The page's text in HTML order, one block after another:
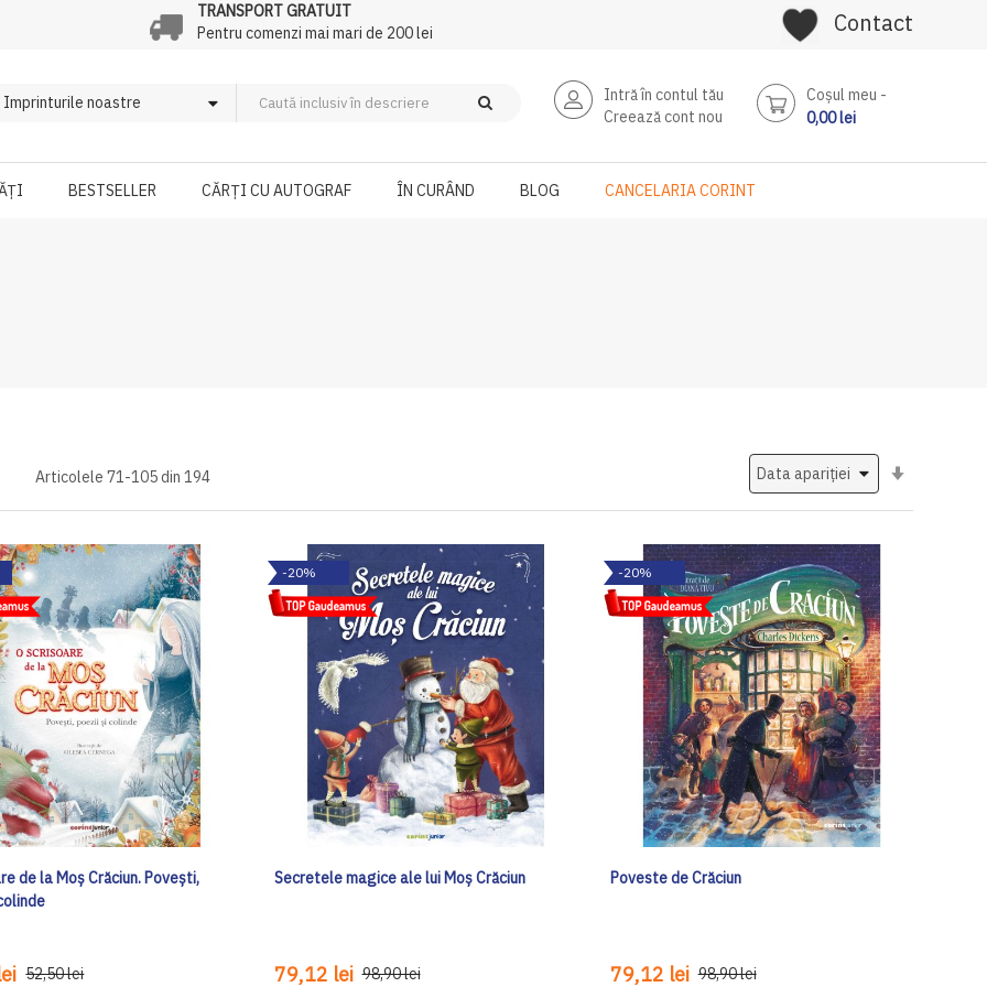
TRANSPORT GRATUIT
Pentru comenzi mai mari de 200 lei
Contact
Intră în contul tău
Creează cont nou
Coşul meu
0,00 lei
BESTSELLER CĂRȚI CU AUTOGRAF ÎN CURÂND BLOG CANCELARIA CORINT
Articolele71-105din194
de la Moș Crăciun. Povești,
52,50 lei
-20%
Secretele magice ale lui Moş Crăciun
79,12 lei 98,90 lei
-20%
Poveste de Crăciun
79,12 lei 98,90 lei